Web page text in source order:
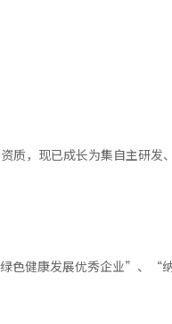
质， 现已成长为集自主研发
色健康发展优秀企业”、“